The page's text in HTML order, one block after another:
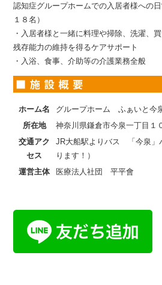
認知症グループホームでの入居者様への
１８名）
・入居者様と一緒に料理や掃除、洗濯、
残存能力の維持を得るケアサポート
・入浴、食事、介助等の介護業務全般
ホーム名
グループホーム ふぁいと今
所在地
神奈川県鎌倉市今泉一丁目１
交通アク
セス
JR大船駅よりバス 「今泉」
ります！）
運営主体
医療法人社団 平平會